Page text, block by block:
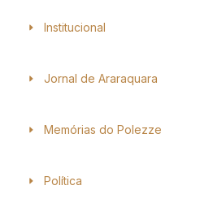
Institucional
Jornal de Araraquara
Memórias do Polezze
Política